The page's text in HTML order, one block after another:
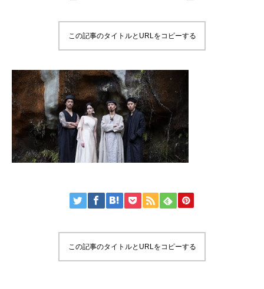
この記事のタイトルとURLをコピーする
この記事のタイトルとURLをコピーする